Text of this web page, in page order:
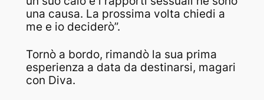
una causa. La prossima volta chiedi a
me e io deciderò”.
Tornò a bordo, rimandò la sua prima
esperienza a data da destinarsi, magari
con Diva.